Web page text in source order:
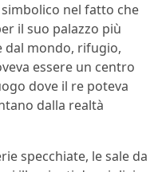
nel fatto che
il suo palazzo più
dal mondo, rifugio,
essere un centro
dove il re poteva
dalla realtà
specchiate, le sale da